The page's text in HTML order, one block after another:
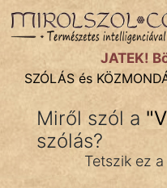
SZÓLÁS ÉS
Bibliai
Közmondások
JÁTÉK!
SZÓLÁS és
Miről szól a "
szólás?
Tetszik ez